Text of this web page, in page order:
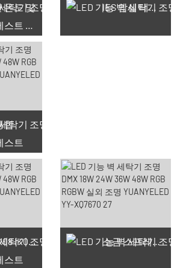
온도 및
종양 테스트 챔버
IES 암실 테스트
합
스트
능한 쿠폰
IK10
스트
소금 스프레이 테스트